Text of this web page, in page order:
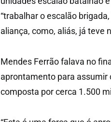
“trabalhar o escalão
aliança, como, aliás, já teve
Mendes Ferrão falava no
aprontamento para assumir
composta por cerca 1.500